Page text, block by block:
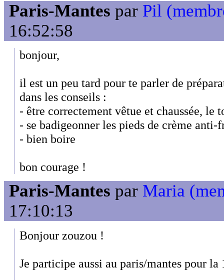
Paris-Mantes par Pil
16:52:58
bonjour,
il est un peu tard pour te parler de
dans les conseils :
- être correctement vêtue et chaussée, le
- se badigeonner les pieds de crème anti-
- bien boire
bon courage !
Paris-Mantes par Maria
17:10:13
Bonjour zouzou !
Je participe aussi au paris/mantes pour la